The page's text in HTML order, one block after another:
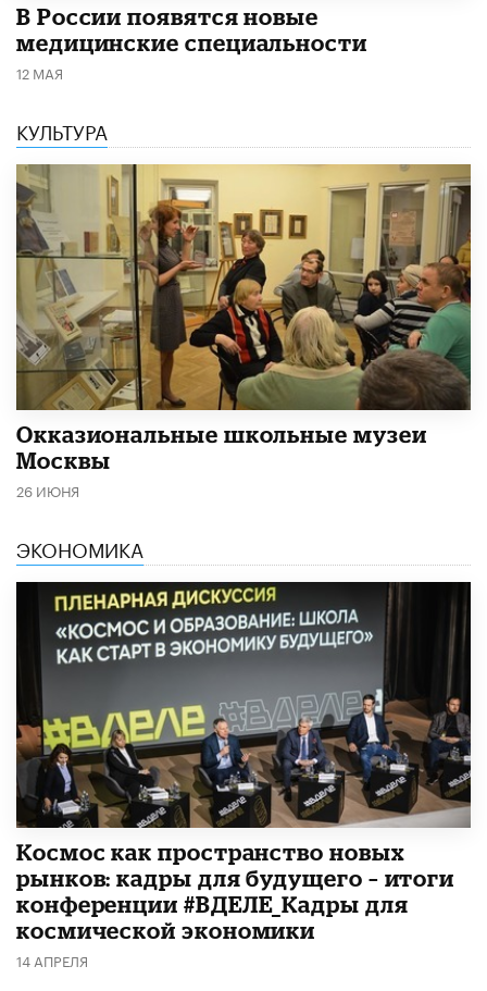
В России появятся новые
медицинские специальности
12 МАЯ
КУЛЬТУРА
​Окказиональные школьные музеи
Москвы
26 ИЮНЯ
ЭКОНОМИКА
Космос как пространство новых
рынков: кадры для будущего – итоги
конференции #ВДЕЛЕ_Кадры для
космической экономики
14 АПРЕЛЯ